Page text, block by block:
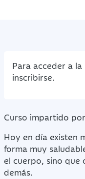
Para acceder a
inscribirse.
Curso impartido por
Hoy en día existen
forma muy
el cuerpo, sino que
demás.